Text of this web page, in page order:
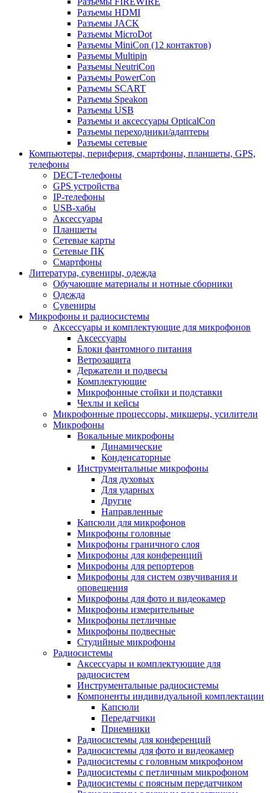
Разъемы HDMI
Разъемы JACK
Разъемы MicroDot
Разъемы MiniCon (12 контактов)
Разъемы Multipin
Разъемы NeutriCon
Разъемы PowerCon
Разъемы SCART
Разъемы Speakon
Разъемы USB
Разъемы и аксессуары OpticalCon
Разъемы переходники/адаптеры
Разъемы сетевые
Компьютеры, периферия, смартфоны, планшеты, GPS,
телефоны
DECT-телефоны
GPS устройства
IP-телефоны
USB-хабы
Аксессуары
Планшеты
Сетевые карты
Сетевые ПК
Смартфоны
Литература, сувениры, одежда
Обучающие материалы и нотные сборники
Одежда
Сувениры
Микрофоны и радиосистемы
Аксессуары и комплектующие для микрофонов
Аксессуары
Блоки фантомного питания
Ветрозащита
Держатели и подвесы
Комплектующие
Микрофонные стойки и подставки
Чехлы и кейсы
Микрофонные процессоры, микшеры, усилители
Микрофоны
Вокальные микрофоны
Динамические
Конденсаторные
Инструментальные микрофоны
Для духовых
Для ударных
Другие
Направленные
Капсюли для микрофонов
Микрофоны головные
Микрофоны граничного слоя
Микрофоны для конференций
Микрофоны для репортеров
Микрофоны для систем озвучивания и
оповещения
Микрофоны для фото и видеокамер
Микрофоны измерительные
Микрофоны петличные
Микрофоны подвесные
Студийные микрофоны
Радиосистемы
Аксессуары и комплектующие для
радиосистем
Инструментальные радиосистемы
Компоненты индивидуальной комплектации
Капсюли
Передатчики
Приемники
Радиосистемы для конференций
Радиосистемы для фото и видеокамер
Радиосистемы с головным микрофоном
Радиосистемы с петличным микрофоном
Радиосистемы с поясным передатчиком